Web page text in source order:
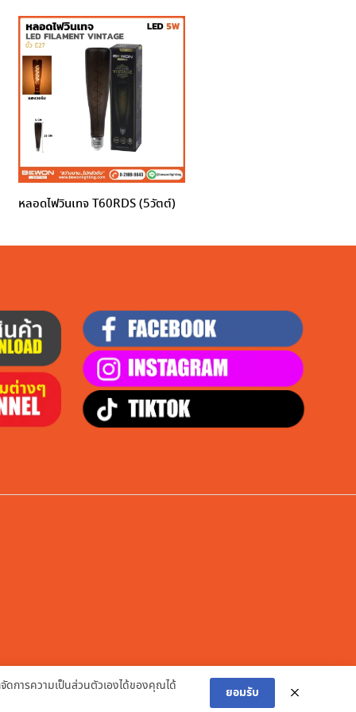
หลอดไฟวินเทจ T60RDS (5วัตต์)
ดการความเป็นส่วนตัวเองได้ของคุณได้
ยอมรับ